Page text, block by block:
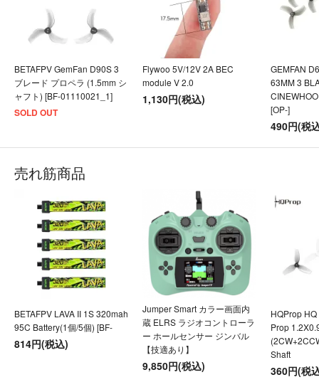
BETAFPV GemFan D90S 3
ブレード プロペラ (1.5mm シ
ャフト) [BF-01110021_1]
SOLD OUT
Flywoo 5V/12V 2A BEC
module V 2.0
1,130円(税込)
GEMFAN
63MM 3
[OP-]
490円(税
売れ筋商品
BETAFPV LAVA II 1S 320mah
95C Battery(1個/5個) [BF-
814円(税込)
Jumper Smart カラー画面内
蔵 ELRS ラジオコントローラ
ー ホールセンサー ジンバル
【技適あり】
9,850円(税込)
HQProp
Prop
Shaft
360円(税